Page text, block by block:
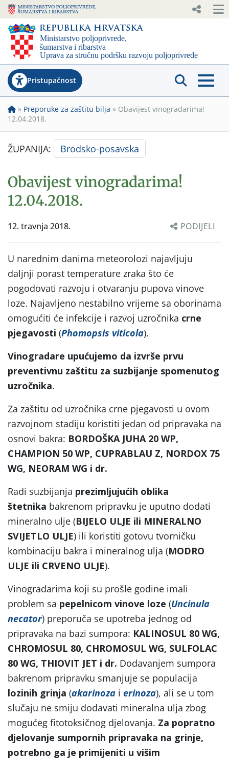
Pristupačnost
» Preporuke za zaštitu bilja » Obavijest vinogradarima!
12.04.2018.
ŽUPANIJA: Brodsko-posavska
Obavijest vinogradarima!
12.04.2018.
12. travnja 2018. PODIJELI
U narednim danima meteorolozi najavljuju
daljnji porast temperature zraka što će
pogodovati razvoju i otvaranju pupova vinove
loze. Najavljeno nestabilno vrijeme sa oborinama
omogućiti će infekcije i razvoj uzročnika crne
pjegavosti (Phomopsis viticola).
Vinogradare upućujemo da izvrše prvu
preventivnu zaštitu za suzbijanje spomenutog
uzročnika.
Za zaštitu od uzročnika crne pjegavosti u ovom
razvojnom stadiju koristiti jedan od pripravaka na
osnovi bakra: BORDOŠKA JUHA 20 WP,
CHAMPION 50 WP, CUPRABLAU Z, NORDOX 75
WG, NEORAM WG i dr.
Radi suzbijanja prezimljujućih oblika
štetnika bakrenom pripravku je uputno dodati
mineralno ulje (BIJELO ULJE ili MINERALNO
SVIJETLO ULJE) ili koristiti gotovu tvorničku
kombinaciju bakra i mineralnog ulja (MODRO
ULJE ili CRVENO ULJE).
Vinogradarima koji su prošle godine imali
problem sa pepelnicom vinove loze (Uncinula
necator) preporuča se upotreba jednog od
pripravaka na bazi sumpora: KALINOSUL 80 WG,
CHROMOSUL 80, CHROMOSUL WG, SULFOLAC
80 WG, THIOVIT JET i dr. Dodavanjem sumpora
bakrenom pripravku smanjuje se populacija
lozinih grinja (akarinoza i erinoza), ali se u tom
slučaju ne smiju dodavati mineralna ulja zbog
mogućeg fitotoksičnog djelovanja. Za popratno
djelovanje sumpornih pripravaka na grinje,
potrebno ga je primijeniti u višim